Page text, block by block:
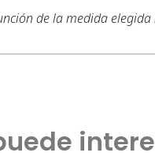
de la medida